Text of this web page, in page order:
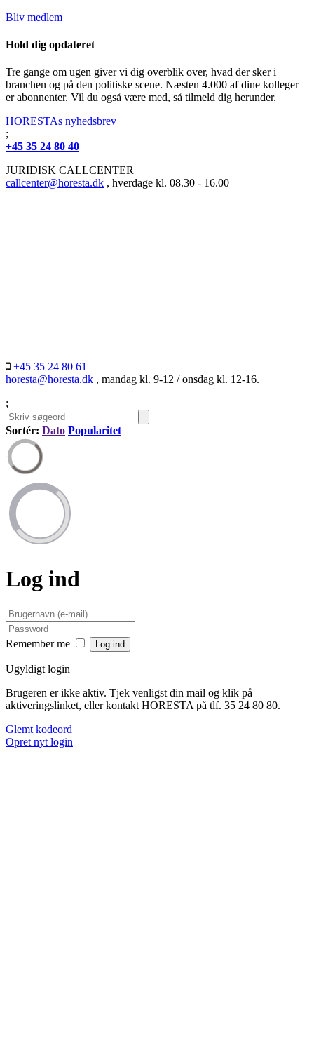
Bliv medlem
Hold dig opdateret
Tre gange om ugen giver vi dig overblik over, hvad der sker i
branchen og på den politiske scene. Næsten 4.000 af dine kolleger
er abonnenter. Vil du også være med, så tilmeld dig herunder.
HORESTAs nyhedsbrev
;
+45 35 24 80 40
JURIDISK CALLCENTER
callcenter@horesta.dk , hverdage kl. 08.30 - 16.00
+45 35 24 80 61
horesta@horesta.dk , mandag kl. 9-12 / onsdag kl. 12-16.
;
Sortér: Dato Popularitet
Log ind
Remember me
Ugyldigt login
Brugeren er ikke aktiv. Tjek venligst din mail og klik på
aktiveringslinket, eller kontakt HORESTA på tlf. 35 24 80 80.
Glemt kodeord
Opret nyt login